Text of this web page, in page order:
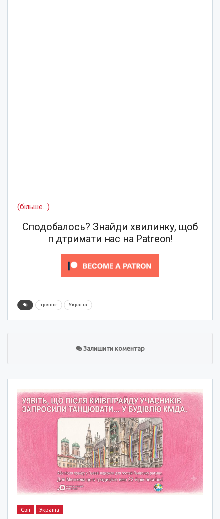
(більше…)
Сподобалось? Знайди хвилинку, щоб
підтримати нас на Patreon!
тренінг Україна
Залишити коментар
Світ Україна